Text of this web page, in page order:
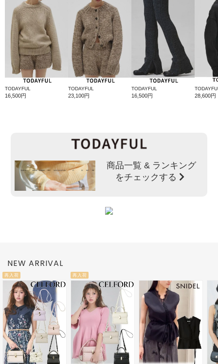
TODAYFUL
16,500円
TODAYFUL
23,100円
TODAYFUL
16,500円 28,600円
商品一覧 & ランキング
をチェックする
NEW ARRIVAL
再入荷 再入荷